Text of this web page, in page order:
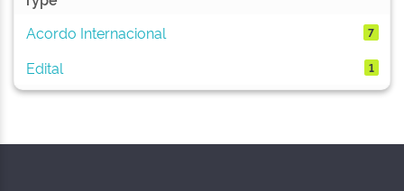
Acordo Internacional
7
Edital 1